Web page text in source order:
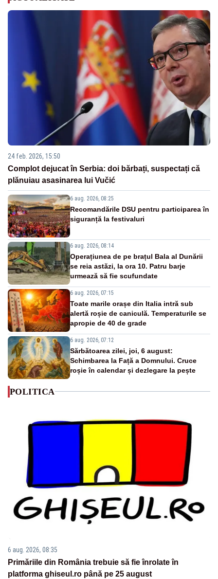
24 feb. 2026, 15:50
Complot dejucat în Serbia: doi bărbați, suspectați că
plănuiau asasinarea lui Vučić
6 aug. 2026, 08:25
Recomandările DSU pentru participarea în
siguranță la festivaluri
6 aug. 2026, 08:14
Operațiunea de pe brațul Bala al Dunării
se reia astăzi, la ora 10. Patru barje
urmează să fie scufundate
6 aug. 2026, 07:15
Toate marile orașe din Italia intră sub
alertă roșie de caniculă. Temperaturile se
apropie de 40 de grade
6 aug. 2026, 07:12
Sărbătoarea zilei, joi, 6 august:
Schimbarea la Față a Domnului. Cruce
roșie în calendar și dezlegare la pește
POLITICA
6 aug. 2026, 08:35
Primăriile din România trebuie să fie înrolate în
platforma ghiseul.ro până pe 25 august